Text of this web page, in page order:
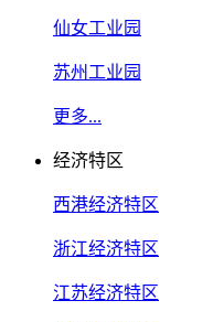
仙女工业园
苏州工业园
更多...
经济特区
西港经济特区
浙江经济特区
江苏经济特区